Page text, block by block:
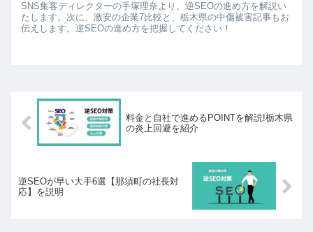
SNS集客ディレクターの手塚理奈より、逆SEOの進め方を解説い
たします。次に、激安の企業7比較と、栃木県の中傷被害記事もお
伝えします。逆SEOの進め方を把握してください！
料金と自社で進めるPOINTを解説!栃木県
の炎上回避を紹介
逆SEOが早い大手6選【那須町の社長対
応】を説明